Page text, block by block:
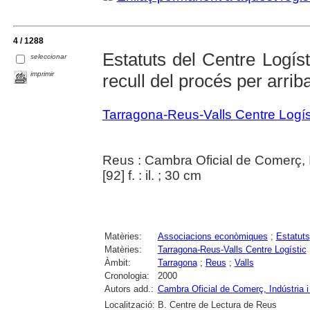
4 / 1288
seleccionar
imprimir
Estatuts del Centre
recull del procés per
Tarragona-Reus-Valls Centre
Reus : Cambra Oficial de
[92] f. : il. ; 30 cm
Matèries: Associacions econòmiques ; Estatuts
Matèries:
Tarragona-Reus-Valls Centre Logístic
Àmbit:
Tarragona; Reus ; Valls
Cronologia:
2000
Autors add.: Cambra Oficial de Comerç, Indústria
Localització: B. Centre de Lectura de Reus